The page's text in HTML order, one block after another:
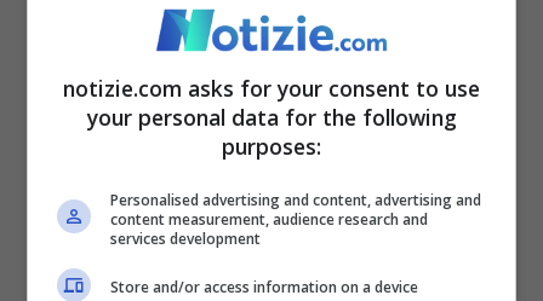
merci, i beni hanno cominciato a vederli
sullo schermo ”.
Addio Berlusconi, il ricordo
di Tremonti: “Ha cambiato
tutto”
notizie.com asks for your consent to use
your personal data for the following
purposes:
Personalised advertising and content, advertising and
content measurement, audience research and
services development
Store and/or access information on a device